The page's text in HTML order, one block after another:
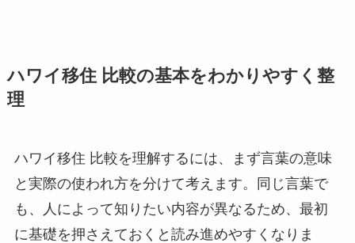
ハワイ移住 比較の基本をわかりやすく整
理
ハワイ移住 比較を理解するには、まず言葉の意味
と実際の使われ方を分けて考えます。同じ言葉で
も、人によって知りたい内容が異なるため、最初
に基礎を押さえておくと読み進めやすくなりま